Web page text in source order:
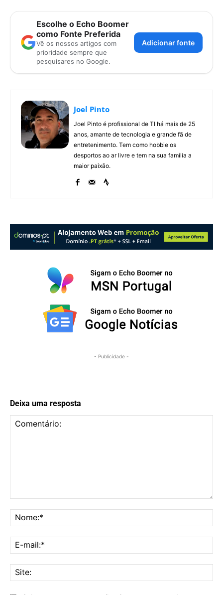
Escolhe o Echo Boomer
como Fonte Preferida
Vê os nossos artigos com
prioridade sempre que
pesquisares no Google.
Adicionar fonte
Joel Pinto
Joel Pinto é profissional de TI há mais de 25
anos, amante de tecnologia e grande fã de
entretenimento. Tem como hobbie os
desportos ao ar livre e tem na sua família a
maior paixão.
- Publicidade -
Deixa uma resposta